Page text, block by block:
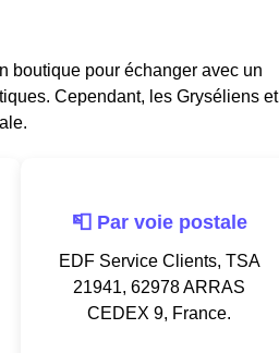
boutique pour échanger avec un
Cependant, les Gryséliens et
📮 Par voie postale
EDF Service Clients, TSA
21941, 62978 ARRAS
CEDEX 9, France.